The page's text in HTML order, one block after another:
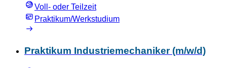
Voll- oder Teilzeit
Praktikum/Werkstudium
Praktikum Industriemechaniker (m/w/d)